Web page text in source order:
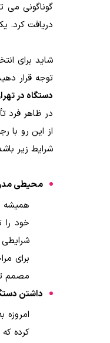
گوناگونی می
دریافت کرد.
شاید برای
توجه قرار
دستگاه در
در ظاهر فرد
از این رو با
شرایط زیر
محیطی
همیشه
خود را
شرایطی
برای
مصمم
داشتن
کرده